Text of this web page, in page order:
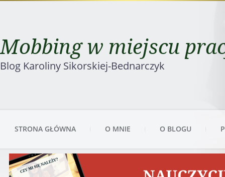
Mobbing w miejscu
Blog Karoliny Sikorskiej-Bednarczyk
STRONA GŁÓWNA O MNIE O BLOGU